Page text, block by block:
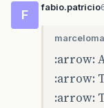
F
fabio.patricio
:arrow:
:arrow:
:arrow: